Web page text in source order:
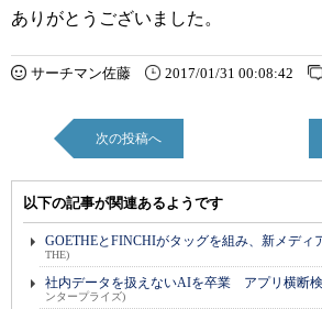
ありがとうございました。
サーチマン佐藤 2017/01/31 00:08:42
次の投稿へ
以下の記事が関連あるようです
GOETHEとFINCHIがタッグを組み、新メディ
THE)
社内データを扱えないAIを卒業 アプリ横断
ンタープライズ)